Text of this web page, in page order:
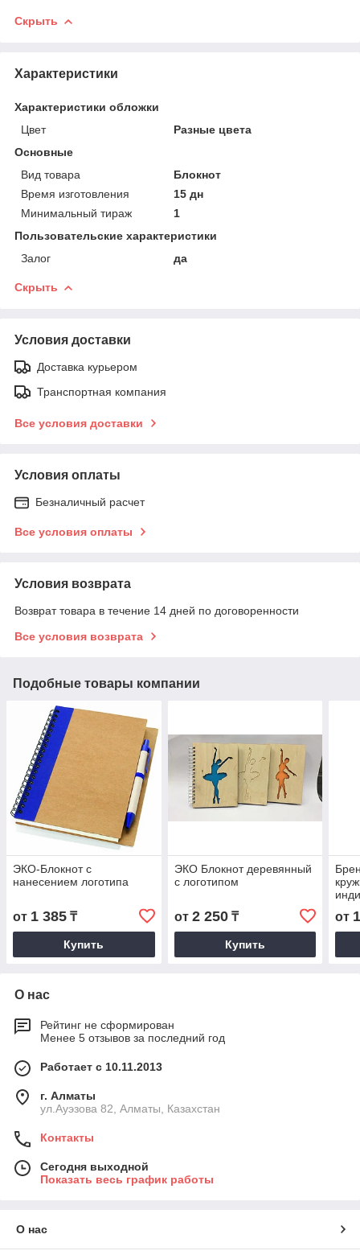
Скрыть
Характеристики
Характеристики обложки
Цвет
Разные цвета
Основные
Вид товара
Блокнот
Время изготовления
15 дн
Минимальный тираж
1
Пользовательские характеристики
Залог
да
Скрыть
Условия доставки
Доставка курьером
Транспортная компания
Все условия доставки
Условия оплаты
Безналичный расчет
Все условия оплаты
Условия возврата
Возврат товара в течение 14 дней по договоренности
Все условия возврата
Подобные товары компании
ЭКО-Блокнот с
нанесением логотипа
от 1 385 ₸
Купить
ЭКО Блокнот деревянный
с логотипом
от 2 250₸
Купить
от
О нас
Рейтинг не сформирован
Менее 5 отзывов за последний год
Работает с 10.11.2013
г. Алматы
ул.Ауэзова 82, Алматы, Казахстан
Контакты
Сегодня выходной
Показать весь график работы
О нас